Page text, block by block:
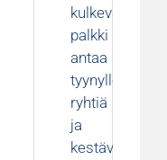
kulkeva
palkki
antaa
tyynylle
ryhtiä
ja
kestävyyttä.